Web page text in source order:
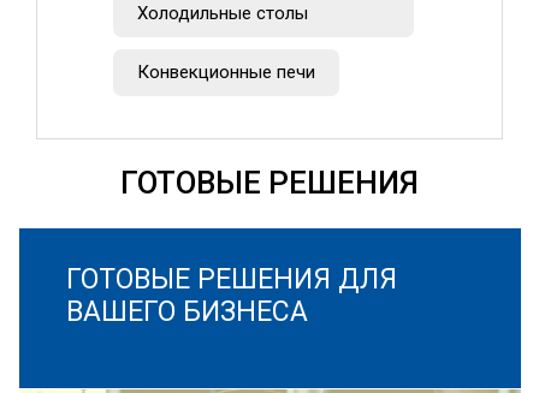
Холодильные столы
Конвекционные печи
ГОТОВЫЕ РЕШЕНИЯ
ГОТОВЫЕ РЕШЕНИЯ ДЛЯ
ВАШЕГО БИЗНЕСА